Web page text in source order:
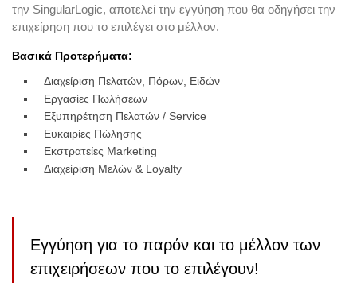
την SingularLogic, αποτελεί την εγγύηση που θα οδηγήσει την
επιχείρηση που το επιλέγει στο μέλλον.
Βασικά Προτερήματα:
Διαχείριση Πελατών, Πόρων, Ειδών
Εργασίες Πωλήσεων
Εξυπηρέτηση Πελατών / Service
Ευκαιρίες Πώλησης
Εκστρατείες Marketing
Διαχείριση Μελών & Loyalty
Eγγύηση για το παρόν και το μέλλον των
επιχειρήσεων που το επιλέγουν!